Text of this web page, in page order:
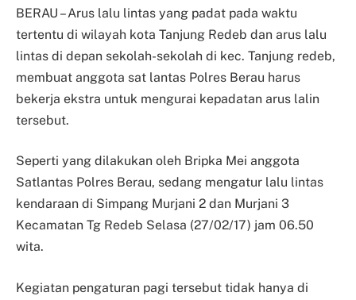
BERAU – Arus lalu lintas yang padat pada waktu
tertentu di wilayah kota Tanjung Redeb dan arus lalu
lintas di depan sekolah-sekolah di kec. Tanjung redeb,
membuat anggota sat lantas Polres Berau harus
bekerja ekstra untuk mengurai kepadatan arus lalin
tersebut.
Seperti yang dilakukan oleh Bripka Mei anggota
Satlantas Polres Berau, sedang mengatur lalu lintas
kendaraan di Simpang Murjani 2 dan Murjani 3
Kecamatan Tg Redeb Selasa (27/02/17) jam 06.50
wita.
Kegiatan pengaturan pagi tersebut tidak hanya di